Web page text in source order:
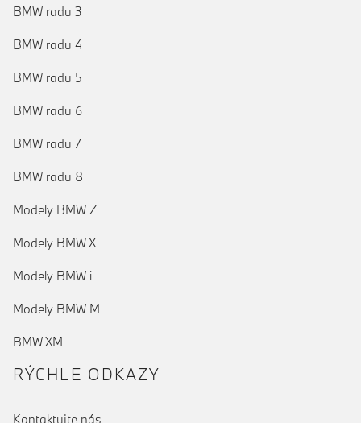
BMW radu 3
BMW radu 4
BMW radu 5
BMW radu 6
BMW radu 7
BMW radu 8
Modely BMW Z
Modely BMW X
Modely BMW i
Modely BMW M
BMW XM
RÝCHLE ODKAZY
Kontaktujte nás